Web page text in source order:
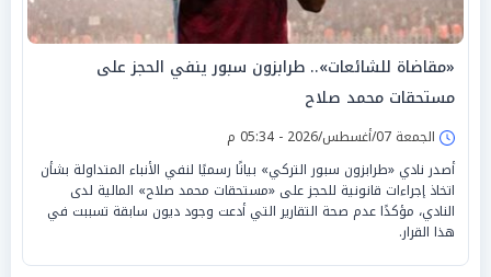
«مقاضاة للشائعات».. طرابزون سبور ينفي الحجز على
مستحقات محمد صلاح
الجمعة 07/أغسطس/2026 - 05:34 م
أصدر نادي «طرابزون سبور التركي» بيانًا رسميًا لنفي الأنباء المتداولة بشأن
اتخاذ إجراءات قانونية للحجز على «مستحقات محمد صلاح» المالية لدى
النادي، مؤكدًا عدم صحة التقارير التي أدعت وجود ديون سابقة تسببت في
هذا القرار.